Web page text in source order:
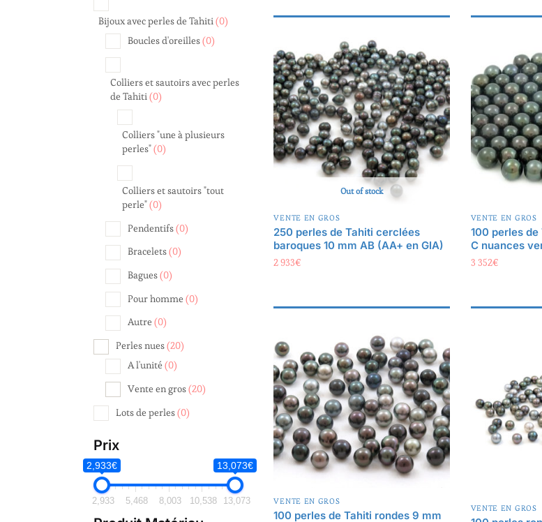
Out of stock
baroques 10 mm AB (AA+ en GIA)
2 933€
C nuances vert
3 352€
100 perles de Tahiti rondes 9 mm
B multicolores
B, multicolores
Bijoux avec perles de Tahiti(0)
Boucles d'oreilles(0)
Colliers et sautoirs avec perles
de Tahiti(0)
Colliers "une à plusieurs
perles"(0)
Colliers et sautoirs "tout
perle"(0)
Pendentifs(0)
Bracelets(0)
Bagues(0)
Pour homme (0)
Autre (0)
Perles nues(20)
A l'unité (0)
Vente en gros(20)
Lots de perles(0)
Prix
2,933€ 13,073€
2,933 5,468 8,003 10,538 13,073